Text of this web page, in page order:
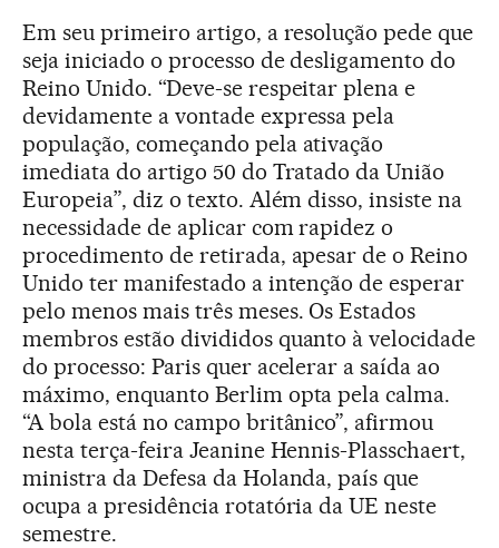
Em seu primeiro artigo, a resolução pede que
seja iniciado o processo de desligamento do
Reino Unido. “Deve-se respeitar plena e
devidamente a vontade expressa pela
população, começando pela ativação
imediata do artigo 50 do Tratado da União
Europeia”, diz o texto. Além disso, insiste na
necessidade de aplicar com rapidez o
procedimento de retirada, apesar de o Reino
Unido ter manifestado a intenção de esperar
pelo menos mais três meses. Os Estados
membros estão divididos quanto à velocidade
do processo: Paris quer acelerar a saída ao
máximo, enquanto Berlim opta pela calma.
“A bola está no campo britânico”, afirmou
nesta terça-feira Jeanine Hennis-Plasschaert,
ministra da Defesa da Holanda, país que
ocupa a presidência rotatória da UE neste
semestre.